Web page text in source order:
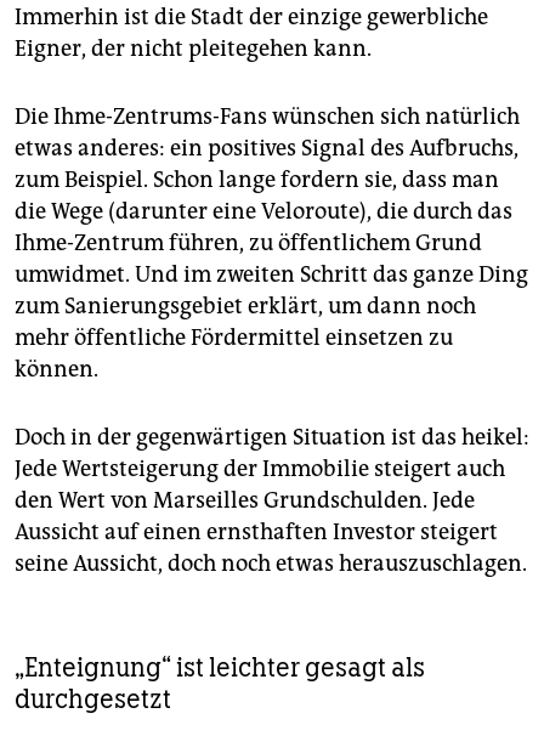
Immerhin ist die Stadt der einzige gewerbliche
Eigner, der nicht pleitegehen kann.
Die Ihme-Zentrums-Fans wünschen sich natürlich
etwas anderes: ein positives Signal des Aufbruchs,
zum Beispiel. Schon lange fordern sie, dass man
die Wege (darunter eine Veloroute), die durch das
Ihme-Zentrum führen, zu öffentlichem Grund
umwidmet. Und im zweiten Schritt das ganze Ding
zum Sanierungsgebiet erklärt, um dann noch
mehr öffentliche Fördermittel einsetzen zu
können.
Doch in der gegenwärtigen Situation ist das heikel:
Jede Wertsteigerung der Immobilie steigert auch
den Wert von Marseilles Grundschulden. Jede
Aussicht auf einen ernsthaften Investor steigert
seine Aussicht, doch noch etwas herauszuschlagen.
„Enteignung“ ist leichter gesagt als
durchgesetzt